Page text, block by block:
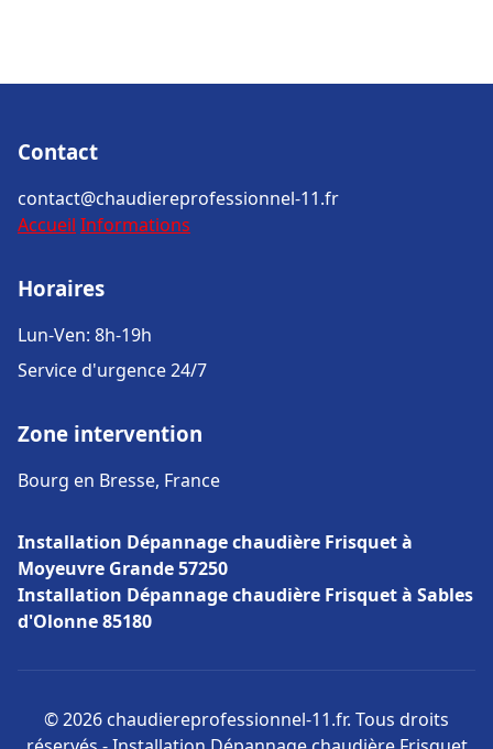
Contact
contact@chaudiereprofessionnel-11.fr
Accueil Informations
Horaires
Lun-Ven: 8h-19h
Service d'urgence 24/7
Zone intervention
Bourg en Bresse, France
Installation Dépannage chaudière Frisquet à
Moyeuvre Grande 57250
Installation Dépannage chaudière Frisquet à Sables
d'Olonne 85180
© 2026 chaudiereprofessionnel-11.fr. Tous droits